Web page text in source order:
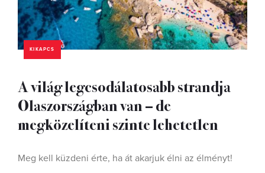
KIKAPCS
A világ legcsodálatosabb strandja
Olaszországban van – de
megközelíteni szinte lehetetlen
Meg kell küzdeni érte, ha át akarjuk élni az élményt!